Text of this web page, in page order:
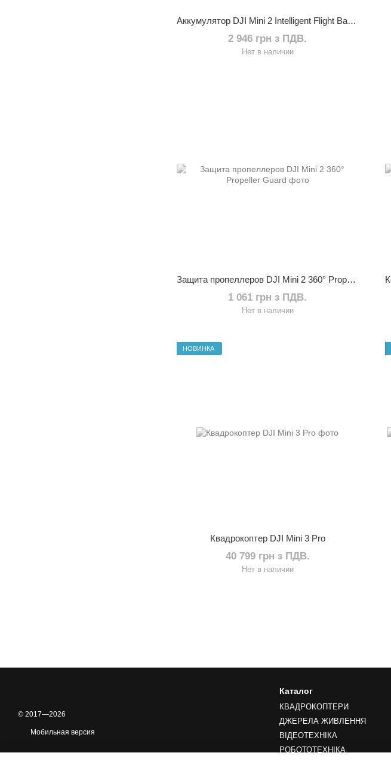
Аккумулятор DJI Mini 2 Intelligent Flight Battery
2 946 грн з ПДВ.
Нет в наличии
Защита пропеллеров DJI Mini 2 360° Propeller Guard
1 061 грн з ПДВ.
Нет в наличии
НОВИНКА
Квадрокоптер DJI Mini 3 Pro
40 799 грн з ПДВ.
Нет в наличии
© 2017—2026
Мобильная версия
Каталог
КВАДРОКОПТЕРИ
ДЖЕРЕЛА ЖИВЛЕННЯ
ВІДЕОТЕХНІКА
РОБОТОТЕХНІКА